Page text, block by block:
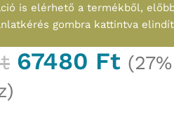
is elérhető a termékből,
gombra kattintva
67480 Ft